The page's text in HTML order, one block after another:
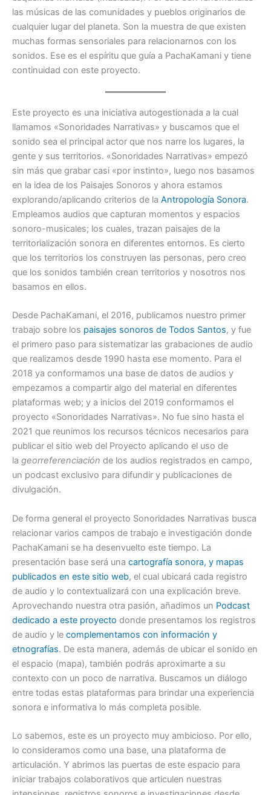
las músicas de las comunidades y pueblos originarios de
cualquier lugar del planeta. Son la muestra de que existen
muchas formas sensoriales para relacionarnos con los
sonidos. Ese es el espíritu que guía a PachaKamani y tiene
continuidad con este proyecto.
Este proyecto es una iniciativa autogestionada a la cual
llamamos «Sonoridades Narrativas» y buscamos que el
sonido sea el principal actor que nos narre los lugares, la
gente y sus territorios. «Sonoridades Narrativas» empezó
sin más que grabar casi «por instinto», luego nos basamos
en la idea de los Paisajes Sonoros y ahora estamos
explorando/aplicando criterios de la Antropología Sonora.
Empleamos audios que capturan momentos y espacios
sonoro-musicales; los cuales, trazan paisajes de la
territorialización sonora en diferentes entornos. Es cierto
que los territorios los construyen las personas, pero creo
que los sonidos también crean territorios y nosotros nos
basamos en ellos.
Desde PachaKamani, el 2016, publicamos nuestro primer
trabajo sobre los paisajes sonoros de Todos Santos, y fue
el primero paso para sistematizar las grabaciones de audio
que realizamos desde 1990 hasta ese momento. Para el
2018 ya conformamos una base de datos de audios y
empezamos a compartir algo del material en diferentes
plataformas web; y a inicios del 2019 conformamos el
proyecto «Sonoridades Narrativas». No fue sino hasta el
2021 que reunimos los recursos técnicos necesarios para
publicar el sitio web del Proyecto aplicando el uso de
la georreferenciación de los audios registrados en campo,
un podcast exclusivo para difundir y publicaciones de
divulgación.
De forma general el proyecto Sonoridades Narrativas busca
relacionar varios campos de trabajo e investigación donde
PachaKamani se ha desenvuelto este tiempo. La
presentación base será una cartografía sonora, y mapas
publicados en este sitio web, el cual ubicará cada registro
de audio y lo contextualizará con una explicación breve.
Aprovechando nuestra otra pasión, añadimos un Podcast
dedicado a este proyecto donde presentamos los registros
de audio y le complementamos con información y
etnografías. De esta manera, además de ubicar el sonido en
el espacio (mapa), también podrás aproximarte a su
contexto con un poco de narrativa. Buscamos un diálogo
entre todas estas plataformas para brindar una experiencia
sonora e informativa lo más completa posible.
Lo sabemos, este es un proyecto muy ambicioso. Por ello,
lo consideramos como una base, una plataforma de
articulación. Y abrimos las puertas de este espacio para
iniciar trabajos colaborativos que articulen nuestras